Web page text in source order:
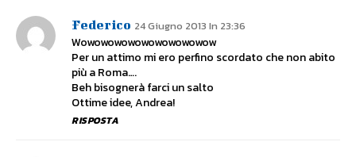
Federico 24 Giugno 2013 In 23:36
Wowowowowowowowowowow
Per un attimo mi ero perfino scordato che non abito
più a Roma….
Beh bisognerà farci un salto
Ottime idee, Andrea!
RISPOSTA